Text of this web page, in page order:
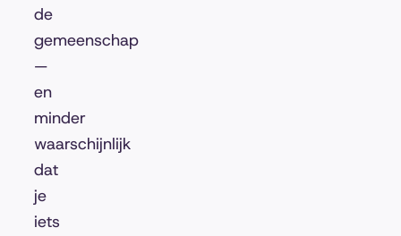
de
gemeenschap
—
en
minder
waarschijnlijk
dat
je
iets